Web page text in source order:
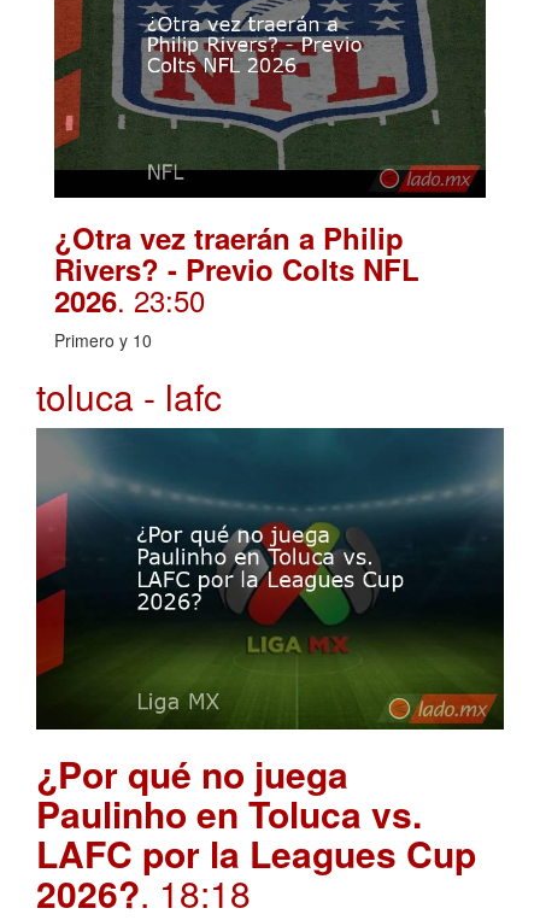
¿Otra vez traerán a Philip
Rivers? - Previo Colts NFL
2026. 23:50
Primero y 10
toluca - lafc
¿Por qué no juega
Paulinho en Toluca vs.
LAFC por la Leagues Cup
2026?. 18:18